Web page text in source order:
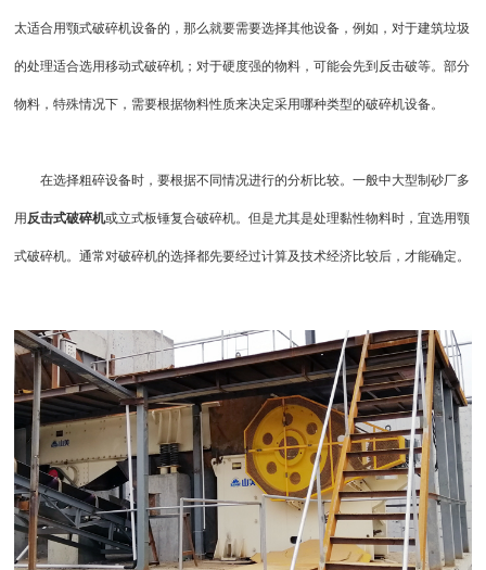
太适合用颚式破碎机设备的，那么就要需要选择其他设备，例如，对于建筑垃圾
的处理适合选用移动式破碎机 ；对于硬度强的物料，可能会先到 反击破等。部分
物料，特殊情况下，需要根据物料性质来决定采用哪种类型的破碎机设备。
在选择粗碎设备时，要根据不同情况进行的分析比较。一般中大型制砂厂多
用 反击式破碎机或立式板锤复合破碎机。但是尤其是处理黏性物料时，宜选用颚
式破碎机。通常对破碎机的选择都先要经过计算及技术经济比较后，才能确定。